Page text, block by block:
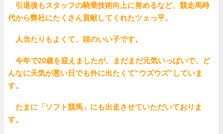
引退後もスタッフの騎乗技術向上に努めるなど、競走馬時
代から弊社にたくさん貢献してくれたツェっ平。
人当たりもよくて、頭のいい子です。
今年で20歳を迎えましたが、まだまだ元気いっぱいで、ど
んなに天気が悪い日でも外に出たくて“ウズウズ”していま
す。
たまに「ソフト競馬」にも出走させていただいておりま
す。